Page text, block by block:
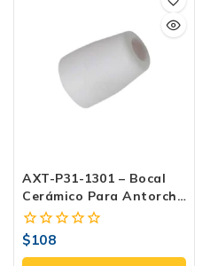
AXT-P31-1301 – Bocal
Cerámico Para Antorcha
PT31 (paquete 3 Pzas)
0
fuera
$108